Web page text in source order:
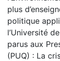
plus
politique
l’Université
parus aux
(PUQ) : La